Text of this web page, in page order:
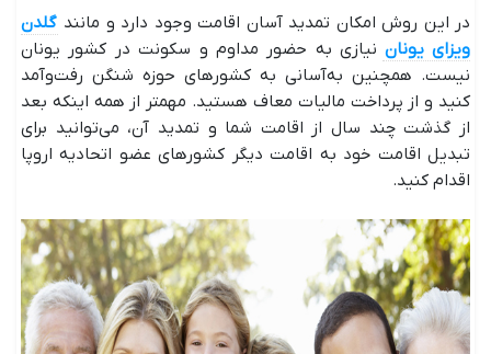
در این روش امکان تمدید آسان اقامت وجود دارد و مانند گلدن
ویزای یونان نیازی به حضور مداوم و سکونت در کشور یونان
نیست. همچنین به‌آسانی به کشورهای حوزه شنگن رفت‌وآمد
کنید و از پرداخت مالیات معاف هستید. مهمتر از همه اینکه بعد
از گذشت چند سال از اقامت شما و تمدید آن، می‌توانید برای
تبدیل اقامت خود به اقامت دیگر کشورهای عضو اتحادیه اروپا
اقدام کنید.